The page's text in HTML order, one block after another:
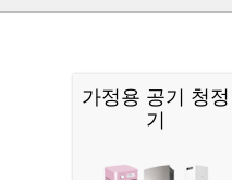
가정용 공기 청정
기